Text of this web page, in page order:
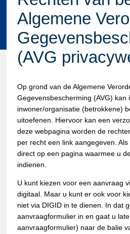
Algemene
(AVG
Op grond van de Algemene
Gegevensbescherming (AVG) kan
inwoner/organisatie (betrokkene)
uitoefenen. Hiervoor kan een
deze webpagina worden de
per recht een link aangegeven.
direct op een pagina waarmee u
indienen.
U kunt kiezen voor een aanvraag
digitaal. Maar u kunt er ook voor
niet via DIGID in te dienen. In dat
aanvraagformulier in en gaat u
aanvraagformulier) naar de balie